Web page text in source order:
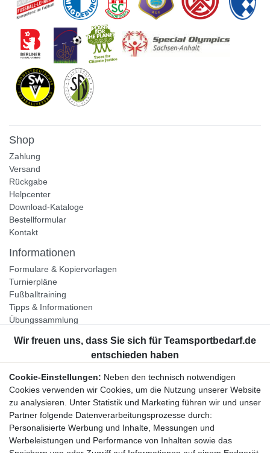
Shop
Zahlung
Versand
Rückgabe
Helpcenter
Download-Kataloge
Bestellformular
Kontakt
Informationen
Formulare & Kopiervorlagen
Turnierpläne
Fußballtraining
Tipps & Informationen
Übungssammlung
Unternehmen
Widerrufsrecht
Bestellung widerrufen
Datenschutzerklärung
AGB
Cookie-Einstellungen: Neben den technisch notwendigen
Cookies verwenden wir Cookies, um die Nutzung unserer Website
zu analysieren. Unter Statistik und Marketing führen wir und unser
Partner folgende Datenverarbeitungsprozesse durch:
Personalisierte Werbung und Inhalte, Messungen und
Werbeleistungen und Performance von Inhalten sowie das